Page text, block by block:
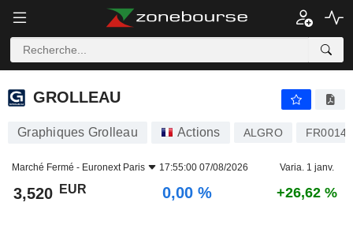
GROLLEAU
GROLLEAU
Graphiques Grolleau Actions ALGRO
Marché Fermé - Euronext Paris 17:55:00 07/08/2026 Varia. 1 janv.
3,520 EUR 0,00 % +26,62 %